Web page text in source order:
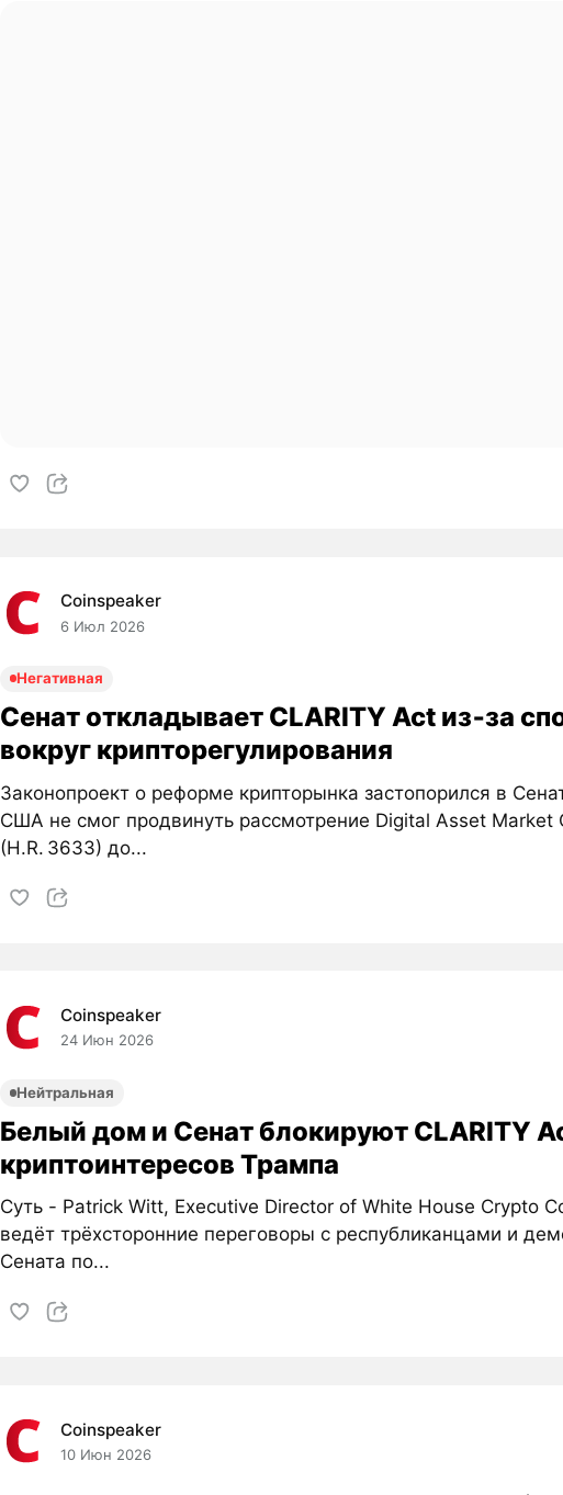
Coinspeaker
6 Июл 2026
Негативная
Сенат откладывает CLARITY Act из‑за
вокруг крипторегулирования
Законопроект о реформе крипторынка застопорился в
США не смог продвинуть рассмотрение Digital Asset Market
(H.R. 3633) до...
Coinspeaker
24 Июн 2026
Нейтральная
Белый дом и Сенат блокируют CLARITY
криптоинтересов Трампа
Суть - Patrick Witt, Executive Director of White House Crypto
ведёт трёхсторонние переговоры с республиканцами и
Сената по...
Coinspeaker
10 Июн 2026